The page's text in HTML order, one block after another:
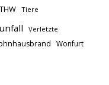
THW Tiere
Verletzte
Wonfurt